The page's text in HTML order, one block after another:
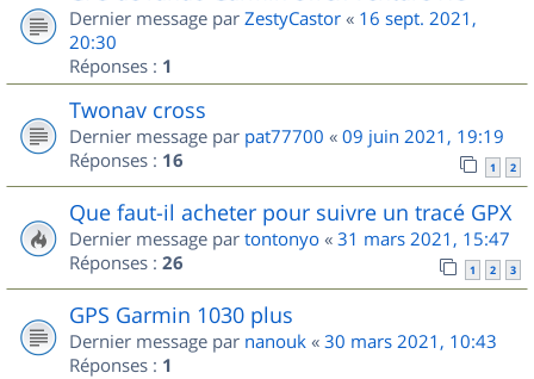
Dernier message par ZestyCastor « 16 sept. 2021,
20:30
Réponses : 1
Twonav cross
Dernier message par pat77700 « 09 juin 2021, 19:19
Réponses : 16 1 2
Que faut-il acheter pour suivre un tracé GPX
Dernier message par tontonyo « 31 mars 2021, 15:47
Réponses : 26 1 2 3
GPS Garmin 1030 plus
Dernier message par nanouk « 30 mars 2021, 10:43
Réponses : 1